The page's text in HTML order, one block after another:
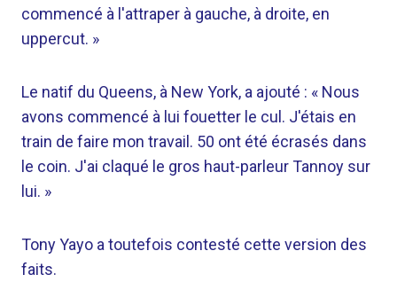
commencé à l'attraper à gauche, à droite, en
uppercut. »
Le natif du Queens, à New York, a ajouté : « Nous
avons commencé à lui fouetter le cul. J'étais en
train de faire mon travail. 50 ont été écrasés dans
le coin. J'ai claqué le gros haut-parleur Tannoy sur
lui. »
Tony Yayo a toutefois contesté cette version des
faits.